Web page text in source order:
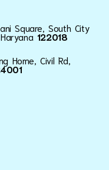
Square, South City
122018
Home, Civil Rd,